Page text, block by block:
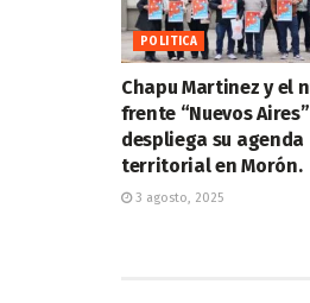
POLITICA
Chapu Martinez y el
frente “Nuevos Aires”
despliega su agenda
territorial en Morón.
3 agosto, 2025